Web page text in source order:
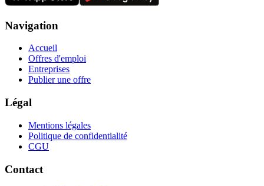
Navigation
Accueil
Offres d'emploi
Entreprises
Publier une offre
Légal
Mentions légales
Politique de confidentialité
CGU
Contact